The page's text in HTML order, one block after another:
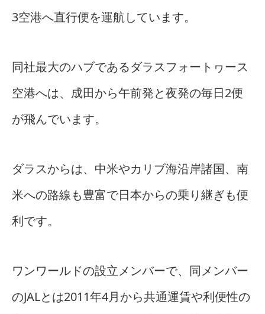
3空港へ直行便を運航しています。
同社最大のハブであるダラスフォートヮース
空港へは、成田から午前発と夜発の毎日2便
が飛んでいます。
ダラスからは、中米やカリブ海沿岸諸国、南
米への路線も豊富で日本からの乗り継ぎも便
利です。
ワンワールドの設立メンバーで、同メンバー
のJALとは2011年4月から共通運賃や利便性の